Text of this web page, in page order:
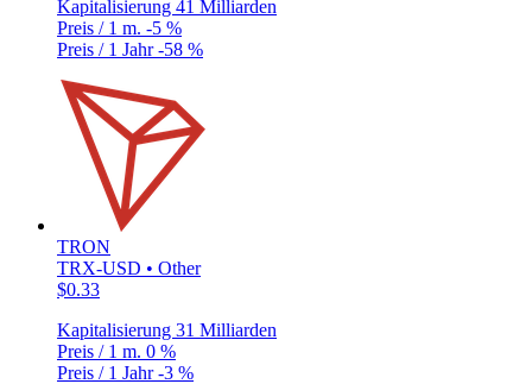
Kapitalisierung 41 Milliarden
Preis / 1 m. -5 %
Preis / 1 Jahr-58 %
TRON
TRX-USD • Other
$0.33
Kapitalisierung 31 Milliarden
Preis / 1 m. 0 %
Preis / 1 Jahr-3 %